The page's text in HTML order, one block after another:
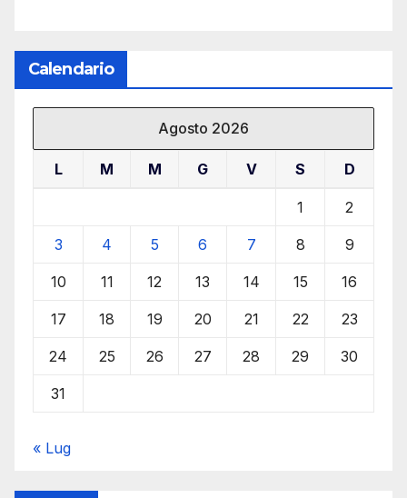
Calendario
Agosto 2026
L M M G V S D
1 2
3 4 5 6 7 8 9
10 11 12 13 14 15 16
17 18 19 20 21 22 23
24 25 26 27 28 29 30
31
« Lug